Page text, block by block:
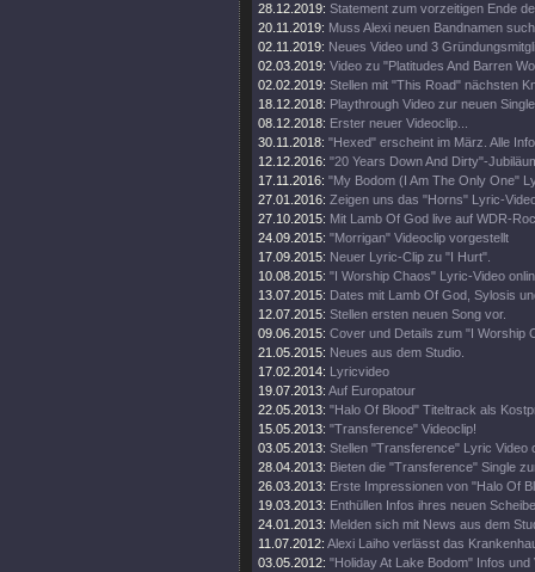
28.12.2019: Statement zum vorzeitigen Ende
20.11.2019: Muss Alexi neuen Bandnamen
02.11.2019: Neues Video und 3
02.03.2019: Video zu "Platitudes And Barren
02.02.2019: Stellen mit "This Road" nächsten
18.12.2018: Playthrough Video zur neuen Single
08.12.2018: Erster neuer Videoclip...
30.11.2018: "Hexed" erscheint im März. Alle
12.12.2016: "20 Years Down And Dirty"-
17.11.2016: "My Bodom (I Am The Only One"
27.01.2016: Zeigen uns das "Horns" Lyric-
27.10.2015: Mit Lamb Of God live auf WDR-
24.09.2015: "Morrigan" Videoclip vorgestellt
17.09.2015: Neuer Lyric-Clip zu "I Hurt".
10.08.2015: "I Worship Chaos" Lyric-Video
13.07.2015: Dates mit Lamb Of God, Sylosis
12.07.2015: Stellen ersten neuen Song vor.
09.06.2015: Cover und Details zum "I Worship
21.05.2015: Neues aus dem Studio.
17.02.2014: Lyricvideo
19.07.2013: Auf Europatour
22.05.2013: "Halo Of Blood" Titeltrack als
15.05.2013: "Transference" Videoclip!
03.05.2013: Stellen "Transference" Lyric Video
28.04.2013: Bieten die "Transference" Single
26.03.2013: Erste Impressionen von "Halo Of
19.03.2013: Enthüllen Infos ihres neuen
24.01.2013: Melden sich mit News aus dem
11.07.2012: Alexi Laiho verlässt das
03.05.2012: "Holiday At Lake Bodom" Infos und